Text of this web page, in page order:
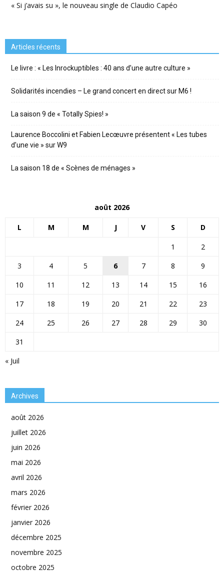
« Si j’avais su », le nouveau single de Claudio Capéo
Articles récents
Le livre : « Les Inrockuptibles : 40 ans d’une autre culture »
Solidarités incendies – Le grand concert en direct sur M6 !
La saison 9 de « Totally Spies! »
Laurence Boccolini et Fabien Lecœuvre présentent « Les tubes
d’une vie » sur W9
La saison 18 de « Scènes de ménages »
août 2026
L M M J V S D
« Juil
1
2
3
4 5 6 7 8
9
10
11 12 13 14 15
16
17
18 19 20 21 22
23
24
25 26 27 28 29
30
31
Archives
août 2026
juillet 2026
juin 2026
mai 2026
avril 2026
mars 2026
février 2026
janvier 2026
décembre 2025
novembre 2025
octobre 2025